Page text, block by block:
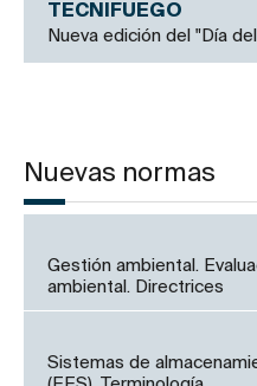
TECNIFUEGO
Nueva edición del "Día
Nuevas normas
Gestión ambiental.
ambiental. Directrices
Sistemas de